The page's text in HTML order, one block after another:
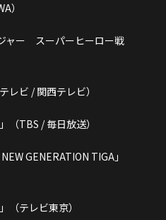
）
ャー スーパーヒーロー戦
レビ / 関西テレビ）
（TBS / 毎日放送）
GENERATION TIGA」
（テレビ東京）